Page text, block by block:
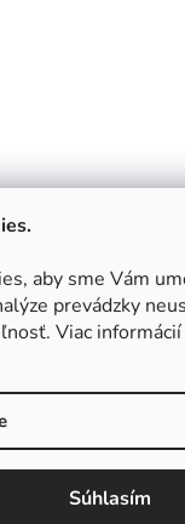
aby sme Vám
prevádzky
Viac informácií
Súhlasím